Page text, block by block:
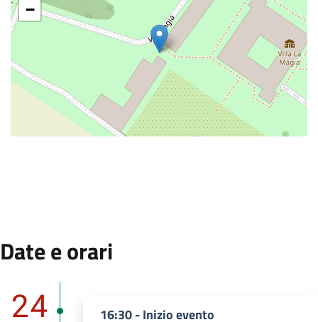
−
Date e orari
Dal 24 Settembre 2025 al 24 Settembre 2025.
24 16:30 - Inizio evento